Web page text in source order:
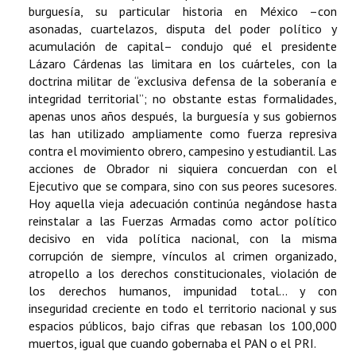
burguesía, su particular historia en México –con
asonadas, cuartelazos, disputa del poder político y
acumulación de capital– condujo qué el presidente
Lázaro Cárdenas las limitara en los cuárteles, con la
doctrina militar de “exclusiva defensa de la soberanía e
integridad territorial”; no obstante estas formalidades,
apenas unos años después, la burguesía y sus gobiernos
las han utilizado ampliamente como fuerza represiva
contra el movimiento obrero, campesino y estudiantil. Las
acciones de Obrador ni siquiera concuerdan con el
Ejecutivo que se compara, sino con sus peores sucesores.
Hoy aquella vieja adecuación continúa negándose hasta
reinstalar a las Fuerzas Armadas como actor político
decisivo en vida política nacional, con la misma
corrupción de siempre, vínculos al crimen organizado,
atropello a los derechos constitucionales, violación de
los derechos humanos, impunidad total... y con
inseguridad creciente en todo el territorio nacional y sus
espacios públicos, bajo cifras que rebasan los 100,000
muertos, igual que cuando gobernaba el PAN o el PRI.